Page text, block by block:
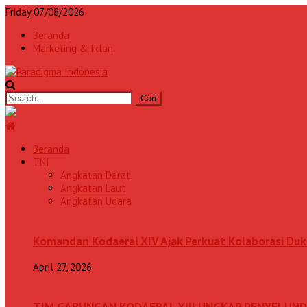
Friday 07/08/2026
Beranda
Marketing & Iklan
Beranda
TNI
Angkatan Darat
Angkatan Laut
Angkatan Udara
Komandan Kodaeral XIV Ajak Perkuat Kolaborasi
April 27, 2026